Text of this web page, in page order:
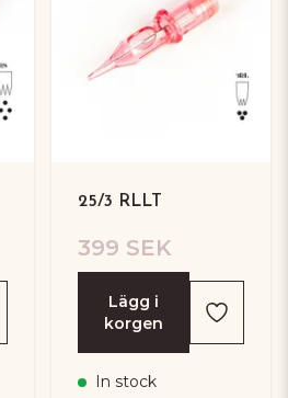
25/3 RLLT
399 SEK
Lägg i
korgen
In stock